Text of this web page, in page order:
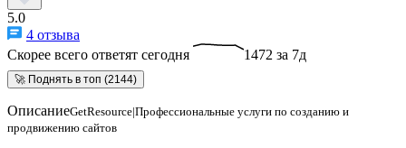
5.0
4 отзыва
Скорее всего ответят сегодня
1472 за 7д
🚀 Поднять в топ (2144)
ОписаниеGetResource|Профессиональные услуги по созданию и
продвижению сайтов